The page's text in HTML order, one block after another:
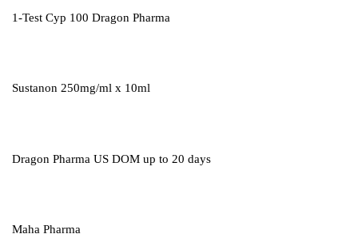
1-Test Cyp 100 Dragon Pharma
Sustanon 250mg/ml x 10ml
Dragon Pharma US DOM up to 20 days
Maha Pharma